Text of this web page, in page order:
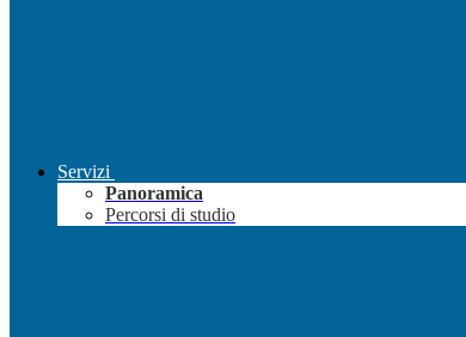
Servizi
Panoramica
Percorsi di studio